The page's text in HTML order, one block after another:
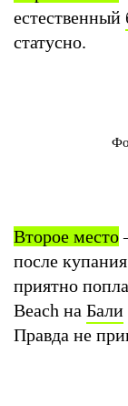
естественный
статусно.
Второе место
после
приятно
Beach на Бали
Правда не